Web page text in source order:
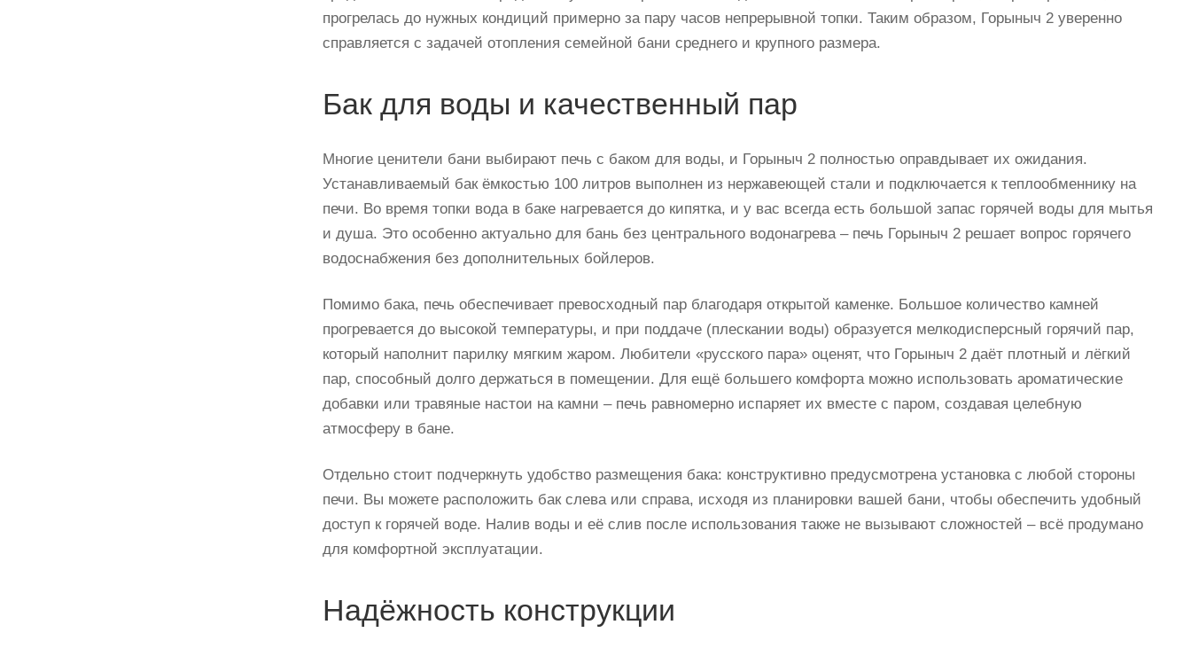
прогрелась до нужных кондиций примерно за пару часов непрерывной топки. Таким образом, Горыныч 2 уверенно
справляется с задачей отопления семейной бани среднего и крупного размера.
Бак для воды и качественный пар
Многие ценители бани выбирают печь с баком для воды, и Горыныч 2 полностью оправдывает их ожидания.
Устанавливаемый бак ёмкостью 100 литров выполнен из нержавеющей стали и подключается к теплообменнику на
печи. Во время топки вода в баке нагревается до кипятка, и у вас всегда есть большой запас горячей воды для мытья
и душа. Это особенно актуально для бань без центрального водонагрева – печь Горыныч 2 решает вопрос горячего
водоснабжения без дополнительных бойлеров.
Помимо бака, печь обеспечивает превосходный пар благодаря открытой каменке. Большое количество камней
прогревается до высокой температуры, и при поддаче (плескании воды) образуется мелкодисперсный горячий пар,
который наполнит парилку мягким жаром. Любители «русского пара» оценят, что Горыныч 2 даёт плотный и лёгкий
пар, способный долго держаться в помещении. Для ещё большего комфорта можно использовать ароматические
добавки или травяные настои на камни – печь равномерно испаряет их вместе с паром, создавая целебную
атмосферу в бане.
Отдельно стоит подчеркнуть удобство размещения бака: конструктивно предусмотрена установка с любой стороны
печи. Вы можете расположить бак слева или справа, исходя из планировки вашей бани, чтобы обеспечить удобный
доступ к горячей воде. Налив воды и её слив после использования также не вызывают сложностей – всё продумано
для комфортной эксплуатации.
Надёжность конструкции